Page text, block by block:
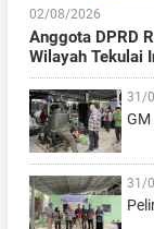
02/08/2026
Anggota DPRD
Wilayah Tekulai
31/
GM
31/